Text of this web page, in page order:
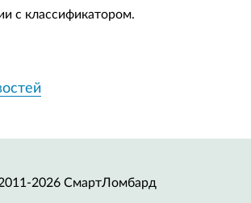
с классификатором.
2026 СмартЛомбард